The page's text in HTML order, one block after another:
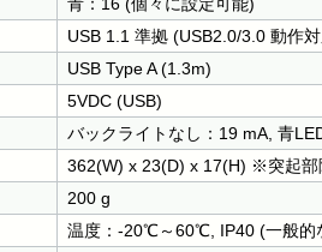
USB 1.1 準拠 (USB2.0/3.0 動作
USB Type A (1.3m)
5VDC (USB)
バックライトなし：19 mA, 青
362(W) x 23(D) x 17(H) ※突起部
200 g
温度：-20℃～60℃, IP40 (一般的